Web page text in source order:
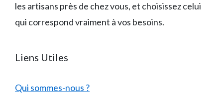
les artisans près de chez vous, et choisissez celui
qui correspond vraiment à vos besoins.
Liens Utiles
Qui sommes-nous ?